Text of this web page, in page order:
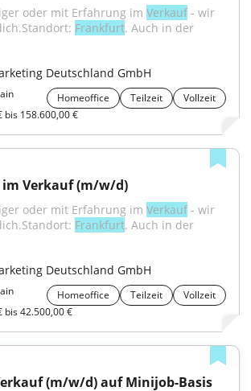
oder mit Erfahrung im Verkauf - wir
Frankfurt. Auch in der
Deutschland GmbH
Homeoffice Teilzeit
Vollzeit
bis 158.600,00 €
Verkauf (m/w/d)
oder mit Erfahrung im Verkauf - wir
Frankfurt. Auch in der
Deutschland GmbH
Homeoffice Teilzeit
Vollzeit
bis 42.500,00 €
(m/w/d) auf Minijob-Basis